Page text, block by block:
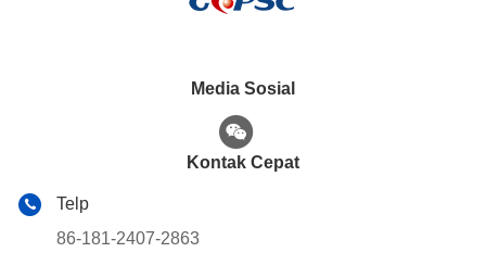
Media Sosial
Kontak Cepat
Telp
86-181-2407-2863